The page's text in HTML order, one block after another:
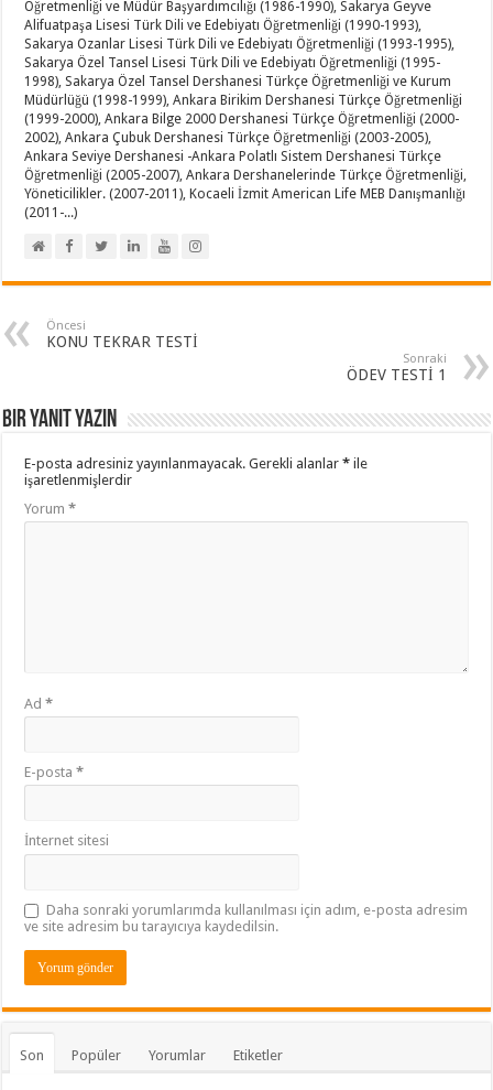
Öğretmenliği ve Müdür Başyardımcılığı (1986-1990), Sakarya Geyve
Alifuatpaşa Lisesi Türk Dili ve Edebiyatı Öğretmenliği (1990-1993),
Sakarya Ozanlar Lisesi Türk Dili ve Edebiyatı Öğretmenliği (1993-1995),
Sakarya Özel Tansel Lisesi Türk Dili ve Edebiyatı Öğretmenliği (1995-
1998), Sakarya Özel Tansel Dershanesi Türkçe Öğretmenliği ve Kurum
Müdürlüğü (1998-1999), Ankara Birikim Dershanesi Türkçe Öğretmenliği
(1999-2000), Ankara Bilge 2000 Dershanesi Türkçe Öğretmenliği (2000-
2002), Ankara Çubuk Dershanesi Türkçe Öğretmenliği (2003-2005),
Ankara Seviye Dershanesi -Ankara Polatlı Sistem Dershanesi Türkçe
Öğretmenliği (2005-2007), Ankara Dershanelerinde Türkçe Öğretmenliği,
Yöneticilikler. (2007-2011), Kocaeli İzmit American Life MEB Danışmanlığı
(2011-...)
Öncesi
KONU TEKRAR TESTİ
Sonraki
ÖDEV TESTİ 1
Bir yanıt yazın
E-posta adresiniz yayınlanmayacak. Gerekli alanlar* ile
işaretlenmişlerdir
Yorum*
Ad*
E-posta*
İnternet sitesi
Daha sonraki yorumlarımda kullanılması için adım, e-posta adresim
ve site adresim bu tarayıcıya kaydedilsin.
Son Popüler Yorumlar Etiketler